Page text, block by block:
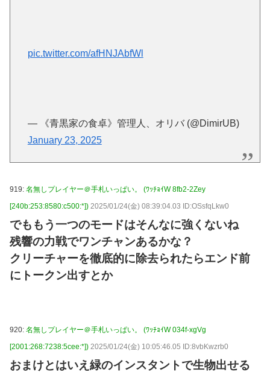
pic.twitter.com/afHNJAbfWl
— 《青黒家の食卓》管理人、オリバ (@DimirUB)
January 23, 2025
919: 名無しプレイヤー＠手札いっぱい。 (ﾜｯﾁｮｲW 8fb2-2Zey
[240b:253:8580:c500:*]) 2025/01/24(金) 08:39:04.03 ID:OSsfqLkw0
でももう一つのモードはそんなに強くないね
残響の力戦でワンチャンあるかな？
クリーチャーを徹底的に除去られたらエンド前
にトークン出すとか
920: 名無しプレイヤー＠手札いっぱい。 (ﾜｯﾁｮｲW 034f-xgVg
[2001:268:7238:5cee:*]) 2025/01/24(金) 10:05:46.05 ID:8vbKwzrb0
おまけとはいえ緑のインスタントで生物出せる